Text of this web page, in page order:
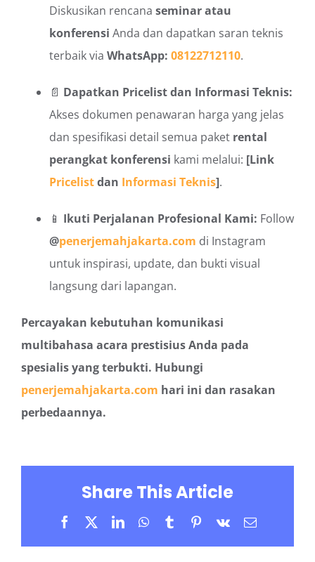
Diskusikan rencana seminar atau
konferensi Anda dan dapatkan saran teknis
terbaik via WhatsApp: 08122712110.
📄 Dapatkan Pricelist dan Informasi Teknis:
Akses dokumen penawaran harga yang jelas
dan spesifikasi detail semua paket rental
perangkat konferensi kami melalui: [Link
Pricelistdan Informasi Teknis].
📱 Ikuti Perjalanan Profesional Kami: Follow
@penerjemahjakarta.com di Instagram
untuk inspirasi, update, dan bukti visual
langsung dari lapangan.
Percayakan kebutuhan komunikasi
multibahasa acara prestisius Anda pada
spesialis yang terbukti. Hubungi
penerjemahjakarta.com hari ini dan rasakan
perbedaannya.
Share This Article
Facebook LinkedInWhatsApp
TumblrPinterest
Vk Email